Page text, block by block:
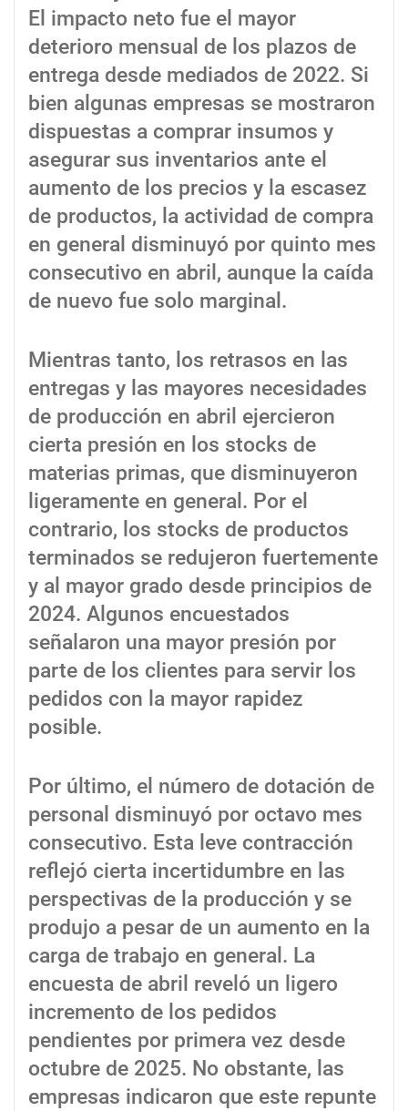
El impacto neto fue el mayor
deterioro mensual de los plazos de
entrega desde mediados de 2022. Si
bien algunas empresas se mostraron
dispuestas a comprar insumos y
asegurar sus inventarios ante el
aumento de los precios y la escasez
de productos, la actividad de compra
en general disminuyó por quinto mes
consecutivo en abril, aunque la caída
de nuevo fue solo marginal.
Mientras tanto, los retrasos en las
entregas y las mayores necesidades
de producción en abril ejercieron
cierta presión en los stocks de
materias primas, que disminuyeron
ligeramente en general. Por el
contrario, los stocks de productos
terminados se redujeron fuertemente
y al mayor grado desde principios de
2024. Algunos encuestados
señalaron una mayor presión por
parte de los clientes para servir los
pedidos con la mayor rapidez
posible.
Por último, el número de dotación de
personal disminuyó por octavo mes
consecutivo. Esta leve contracción
reflejó cierta incertidumbre en las
perspectivas de la producción y se
produjo a pesar de un aumento en la
carga de trabajo en general. La
encuesta de abril reveló un ligero
incremento de los pedidos
pendientes por primera vez desde
octubre de 2025. No obstante, las
empresas indicaron que este repunte